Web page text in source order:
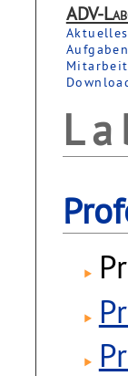
ADV-
Aktuelles
Aufgaben